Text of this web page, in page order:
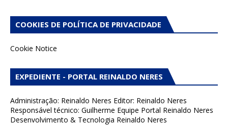
COOKIES DE POLÍTICA DE PRIVACIDADE
Cookie Notice
EXPEDIENTE - PORTAL REINALDO NERES
Administração: Reinaldo Neres Editor: Reinaldo Neres
Responsável técnico: Guilherme Equipe Portal Reinaldo Neres
Desenvolvimento & Tecnologia Reinaldo Neres